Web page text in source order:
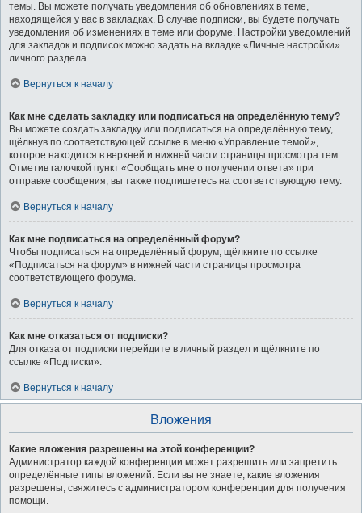
темы. Вы можете получать уведомления об обновлениях в теме,
находящейся у вас в закладках. В случае подписки, вы будете получать
уведомления об изменениях в теме или форуме. Настройки уведомлений
для закладок и подписок можно задать на вкладке «Личные настройки»
личного раздела.
Вернуться к началу
Как мне сделать закладку или подписаться на определённую тему?
Вы можете создать закладку или подписаться на определённую тему,
щёлкнув по соответствующей ссылке в меню «Управление темой»,
которое находится в верхней и нижней части страницы просмотра тем.
Отметив галочкой пункт «Сообщать мне о получении ответа» при
отправке сообщения, вы также подпишетесь на соответствующую тему.
Вернуться к началу
Как мне подписаться на определённый форум?
Чтобы подписаться на определённый форум, щёлкните по ссылке
«Подписаться на форум» в нижней части страницы просмотра
соответствующего форума.
Вернуться к началу
Как мне отказаться от подписки?
Для отказа от подписки перейдите в личный раздел и щёлкните по
ссылке «Подписки».
Вернуться к началу
Вложения
Какие вложения разрешены на этой конференции?
Администратор каждой конференции может разрешить или запретить
определённые типы вложений. Если вы не знаете, какие вложения
разрешены, свяжитесь с администратором конференции для получения
помощи.